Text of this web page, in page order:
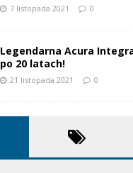
7 listopada 2021 0
Legendarna Acura
po 20 latach!
21 listopada 2021 0